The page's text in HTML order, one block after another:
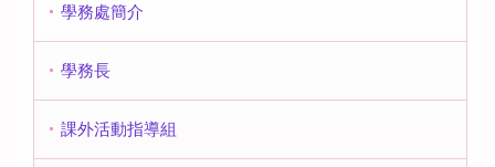
學務處簡介
學務長
課外活動指導組